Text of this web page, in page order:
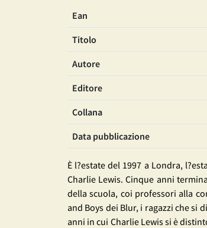
Ean
Titolo
Autore
Editore
Collana
Data pubblicazione
È l?estate del 1997 a Londra,
Charlie Lewis. Cinque anni
della scuola, coi professori alla
and Boys dei Blur, i ragazzi che si
anni in cui Charlie Lewis si è